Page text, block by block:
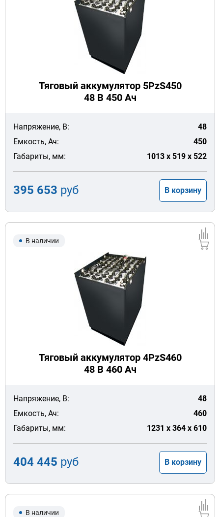
Тяговый аккумулятор 5PzS450
48 В 450 Ач
Напряжение, В:
48
Емкость, Ач:
450
Габариты, мм:
1013 x 519 x 522
395 653 руб В корзину
В наличии
Тяговый аккумулятор 4PzS460
48 В 460 Ач
Напряжение, В:
48
Емкость, Ач:
460
Габариты, мм:
1231 x 364 x 610
404 445 руб В корзину
В наличии